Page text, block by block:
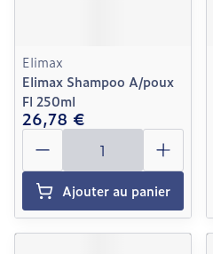
Elimax
Elimax Shampoo A/poux
Fl 250ml
26,78 €
Quantité
Ajouter au panier